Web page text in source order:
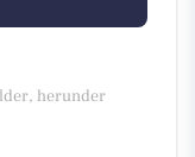
herunder